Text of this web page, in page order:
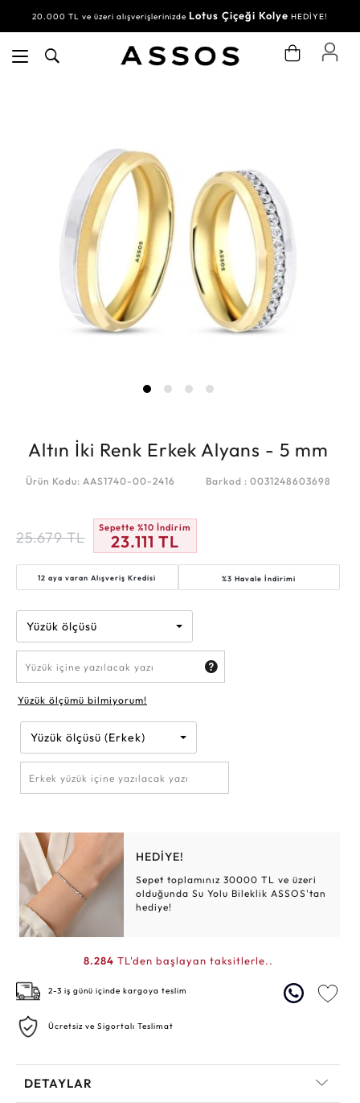
20.000 TL ve üzeri alışverişlerinizde Lotus Çiçeği Kolye HEDİYE!
Altın İki Renk Erkek Alyans - 5 mm
Ürün Kodu: AAS1740-00-2416 Barkod : 0031248603698
25.679 TL
Sepette %10 İndirim
23.111 TL
12 aya varanAlışveriş Kredisi %3 Havale İndirimi
Yüzük ölçüsü
Yüzük ölçümü bilmiyorum!
Yüzük ölçüsü (Erkek)
HEDİYE!
Sepet toplamınız 30000 TL ve üzeri
olduğunda Su Yolu Bileklik ASSOS'tan
hediye!
8.284 TL'den başlayan taksitlerle..
2-3 iş günü içinde kargoya teslim
Ücretsiz ve Sigortalı Teslimat
DETAYLAR